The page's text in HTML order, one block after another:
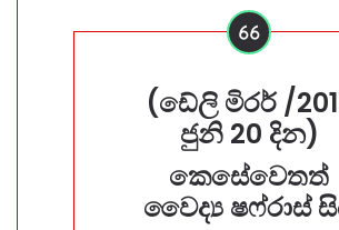
(ඩේලි මිරර් /
ජුනි 20 දින)
කෙසේවෙතත්
වෛද්‍ය ෂෆ්රාස්